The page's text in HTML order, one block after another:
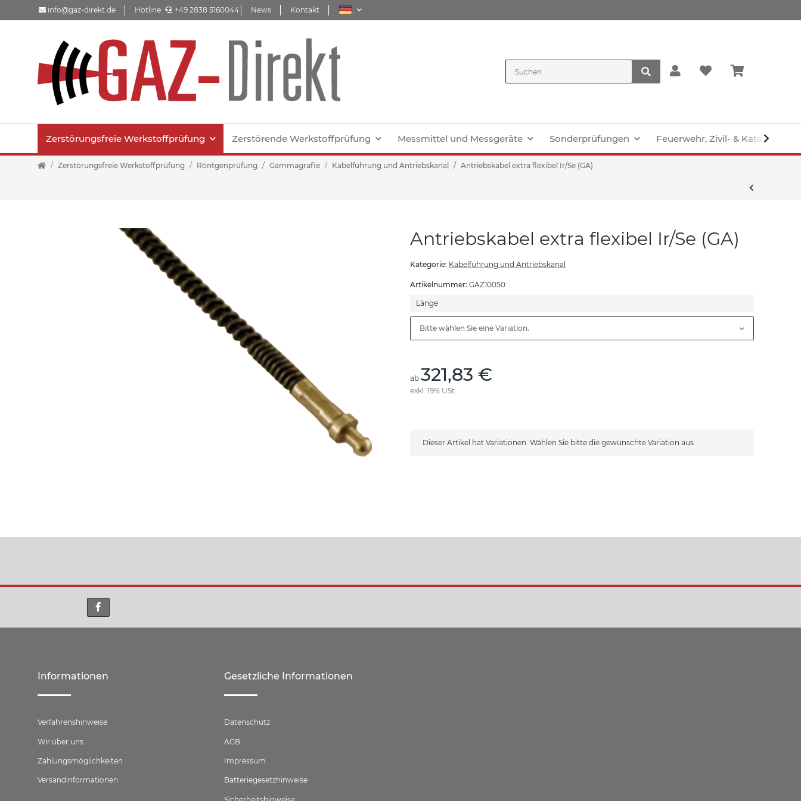
info@gaz-direkt.de Hotline: +49 2838 5160044 News Kontakt
Zerstörungsfreie Werkstoffprüfung Zerstörende Werkstoffprüfung Messmittel und Messgeräte Sonderprüfungen Feuerwehr, Zivil- &
Zerstörungsfreie Werkstoffprüfung Röntgenprüfung Gammagrafie Kabelführung und Antriebskanal Antriebskabel extra flexibel Ir/Se (GA)
Antriebskabel extra flexibel Ir/Se (GA)
Kategorie: Kabelführung und Antriebskanal
Artikelnummer: GAZ10050
Länge
Bitte wählen Sie eine Variation.
ab 321,83 €
exkl. 19% USt.
xDieser Artikel hat Variationen. Wählen Sie bitte die gewünschte Variation aus.
Informationen
Verfahrenshinweise
Wir über uns
Zahlungsmöglichkeiten
Versandinformationen
Gesetzliche Informationen
Datenschutz
AGB
Impressum
Batteriegesetzhinweise